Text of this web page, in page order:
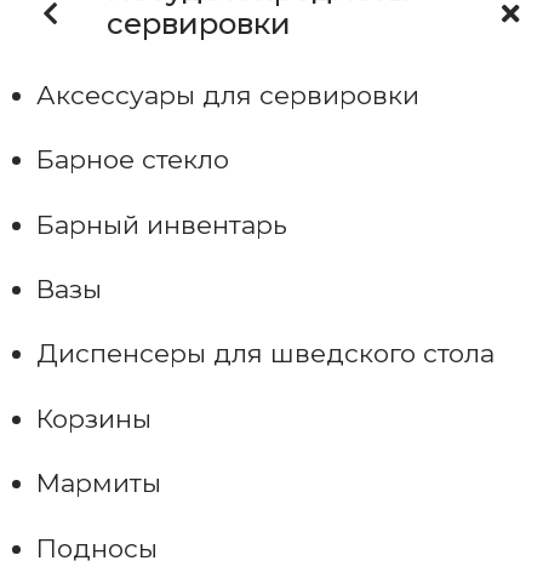
сервировки
Аксессуары для сервировки
Барное стекло
Барный инвентарь
Вазы
Диспенсеры для шведского стола
Корзины
Мармиты
Подносы